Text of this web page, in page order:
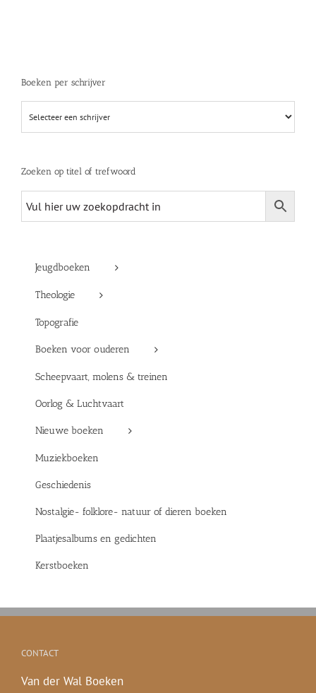
Boeken per schrijver
Zoeken op titel of trefwoord
Jeugdboeken
Theologie
Topografie
Boeken voor ouderen
Scheepvaart, molens & treinen
Oorlog & Luchtvaart
Nieuwe boeken
Muziekboeken
Geschiedenis
Nostalgie- folklore- natuur of dieren boeken
Plaatjesalbums en gedichten
Kerstboeken
CONTACT
Van der Wal Boeken